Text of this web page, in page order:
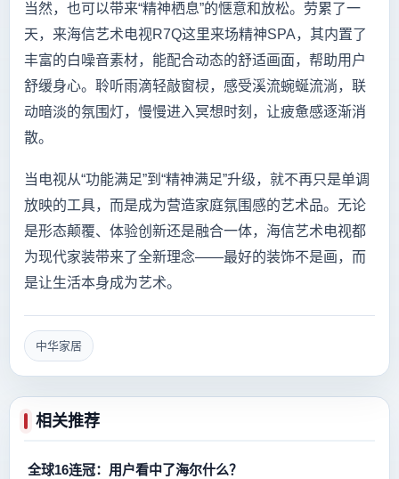
当然，也可以带来“精神栖息”的惬意和放松。劳累了一
天，来海信艺术电视R7Q这里来场精神SPA，其内置了
丰富的白噪音素材，能配合动态的舒适画面，帮助用户
舒缓身心。聆听雨滴轻敲窗棂，感受溪流蜿蜒流淌，联
动暗淡的氛围灯，慢慢进入冥想时刻，让疲惫感逐渐消
散。
当电视从“功能满足”到“精神满足”升级，就不再只是单调
放映的工具，而是成为营造家庭氛围感的艺术品。无论
是形态颠覆、体验创新还是融合一体，海信艺术电视都
为现代家装带来了全新理念——最好的装饰不是画，而
是让生活本身成为艺术。
中华家居
相关推荐
全球16连冠：用户看中了海尔什么？